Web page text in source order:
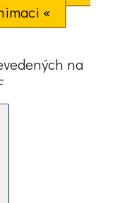
«
na